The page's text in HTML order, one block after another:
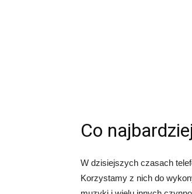
Co
W dzisiejszych czasach
Korzystamy z nich do